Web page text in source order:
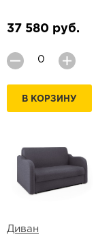
37 580 руб.
В КОРЗИНУ
Диван